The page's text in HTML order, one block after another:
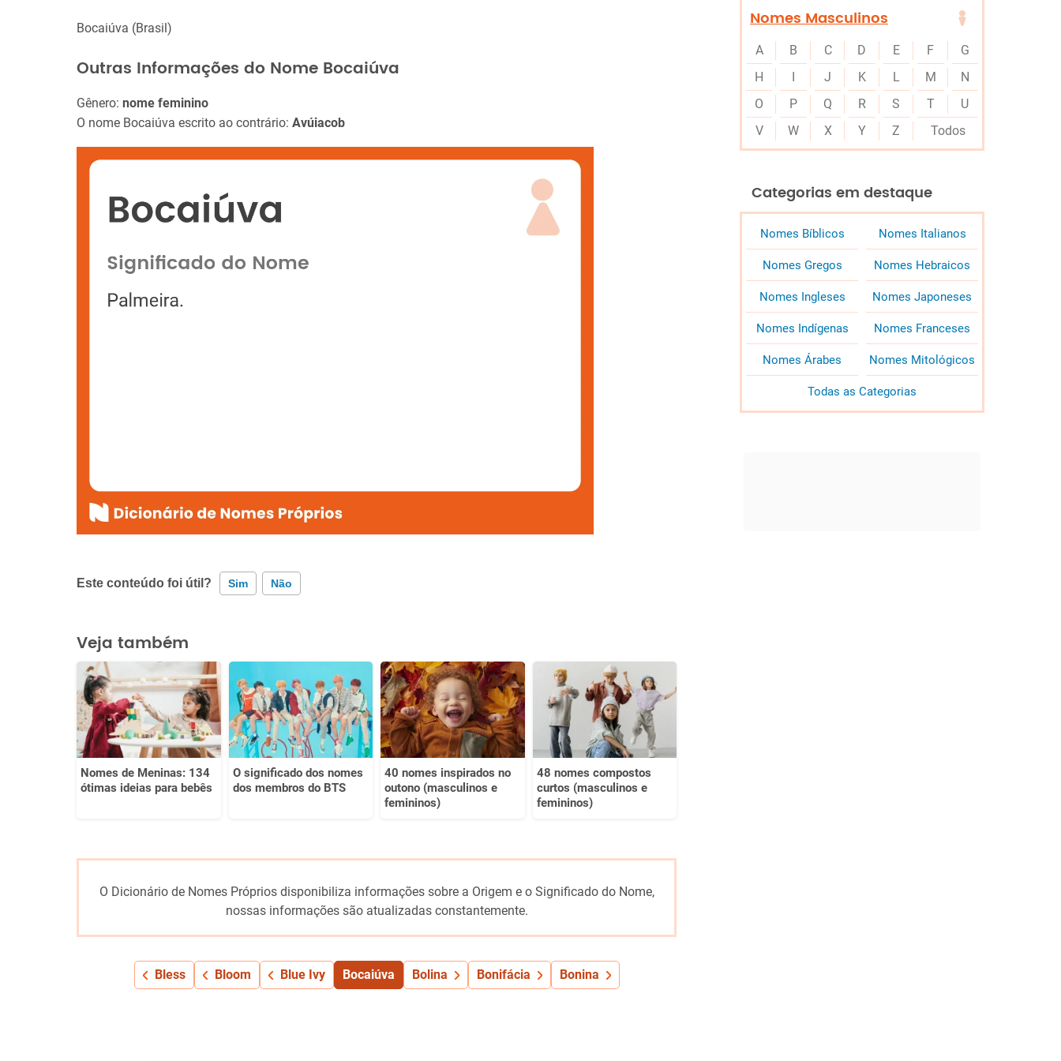
Bocaiúva (Brasil)
Outras Informações do Nome Bocaiúva
Gênero: nome feminino
O nome Bocaiúva escrito ao contrário: Avúiacob
Este conteúdo foi útil? Sim Não
Este conteúdo contém informação incorreta
Este conteúdo não tem a informação que procuro
Outro
Veja também
Nomes de Meninas: 134
ótimas ideias para bebês
O significado dos nomes
dos membros do BTS
40 nomes inspirados no
outono (masculinos e
femininos)
48 nomes compostos
curtos (masculinos e
femininos)
O Dicionário de Nomes Próprios disponibiliza informações sobre a Origem e o Significado do Nome,
nossas informações são atualizadas constantemente.
Bless Bloom Blue Ivy Bocaiúva Bolina Bonifácia Bonina
Nomes Masculinos
A B C D E F
G
H
I J K L M
N
O
P Q R S T
U
V
W X Y Z Todos
Categorias em destaque
Nomes Bíblicos Nomes Italianos
Nomes Gregos Nomes Hebraicos
Nomes Ingleses Nomes Japoneses
Nomes Indígenas Nomes Franceses
Nomes Árabes Nomes Mitológicos
Todas as Categorias